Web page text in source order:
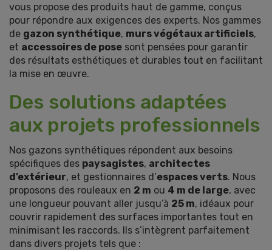
vous propose des produits haut de gamme, conçus
pour répondre aux exigences des experts. Nos gammes
de gazon synthétique, murs végétaux artificiels,
et accessoires de pose sont pensées pour garantir
des résultats esthétiques et durables tout en facilitant
la mise en œuvre.
Des solutions adaptées
aux projets professionnels
Nos gazons synthétiques répondent aux besoins
spécifiques des paysagistes, architectes
d’extérieur, et gestionnaires d’espaces verts. Nous
proposons des rouleaux en 2 m ou 4 m de large, avec
une longueur pouvant aller jusqu’à 25 m, idéaux pour
couvrir rapidement des surfaces importantes tout en
minimisant les raccords. Ils s’intègrent parfaitement
dans divers projets tels que :